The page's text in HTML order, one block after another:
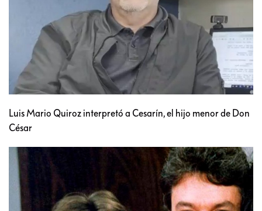
Luis Mario Quiroz interpretó a Cesarín, el hijo menor de Don
César